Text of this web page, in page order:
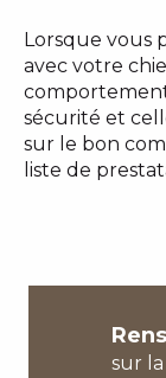
Lorsque vous
avec votre
sécurité et
sur le bon
liste de
sur